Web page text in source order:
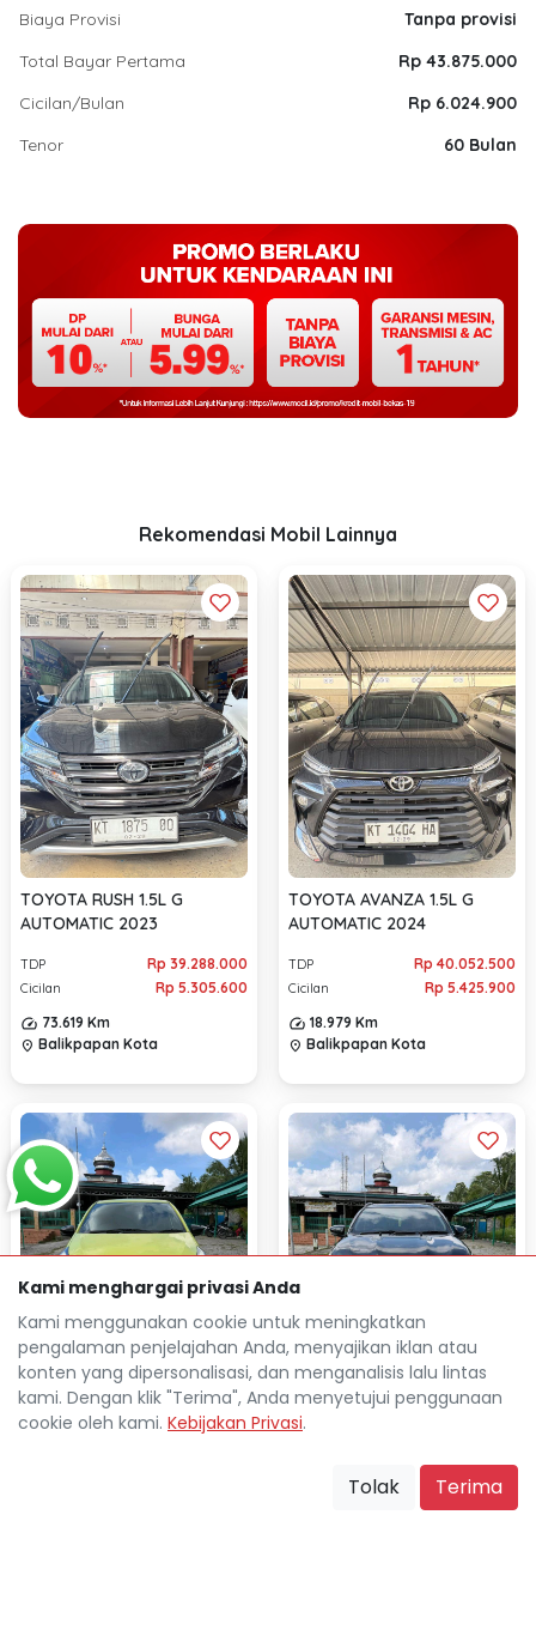
Biaya Provisi
Tanpa provisi
Total Bayar Pertama
Rp 43.875.000
Cicilan/Bulan
Rp 6.024.900
Tenor
60 Bulan
Rekomendasi Mobil Lainnya
TOYOTA RUSH 1.5L G
AUTOMATIC 2023
TDP Rp 39.288.000
Cicilan
Rp 5.305.600
73.619 Km
location_on Balikpapan Kota
TOYOTA AVANZA 1.5L G
AUTOMATIC 2024
TDP Rp 40.052.500
Cicilan
Rp 5.425.900
18.979 Km
location_on Balikpapan Kota
HONDA BRIO 1.2L RS
TOYOTA RUSH 1.5L G
AUTOMATIC 2022
Kami menghargai privasi Anda
Kami menggunakan cookie untuk meningkatkan
pengalaman penjelajahan Anda, menyajikan iklan atau
konten yang dipersonalisasi, dan menganalisis lalu lintas
kami. Dengan klik "Terima", Anda menyetujui penggunaan
cookie oleh kami. Kebijakan Privasi.
Tolak Terima